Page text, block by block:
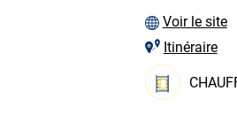
Voir le site
Itinéraire